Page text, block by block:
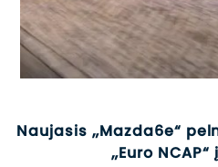
Naujasis „Mazda6e“
„Euro